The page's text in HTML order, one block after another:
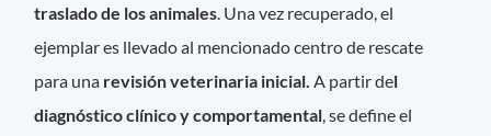
traslado de los animales. Una vez recuperado, el
ejemplar es llevado al mencionado centro de rescate
para una revisión veterinaria inicial. A partir del
diagnóstico clínico y comportamental, se define el